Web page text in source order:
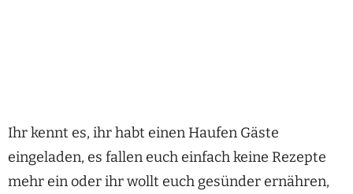
Ihr kennt es, ihr habt einen Haufen Gäste
eingeladen, es fallen euch einfach keine Rezepte
mehr ein oder ihr wollt euch gesünder ernähren,